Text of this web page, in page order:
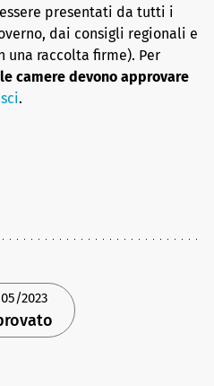
presentati da tutti i
dai consigli regionali e
una raccolta firme). Per
le camere devono approvare
.
2023